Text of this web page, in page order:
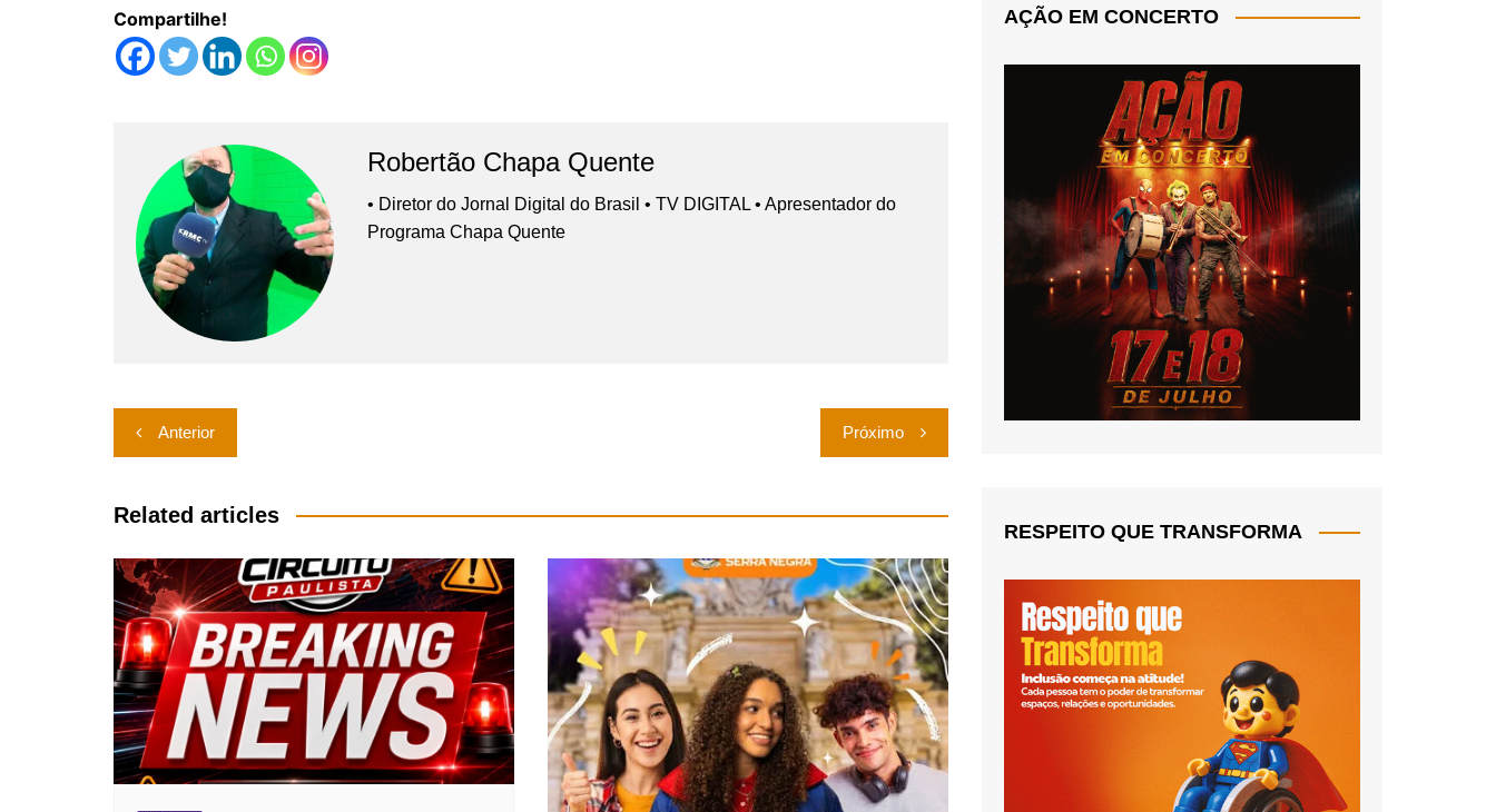
Compartilhe!
Robertão Chapa Quente
• Diretor do Jornal Digital do Brasil • TV DIGITAL • Apresentador do
Programa Chapa Quente
Navegação
de
Post
Anterior Próximo
Related articles
AÇÃO EM CONCERTO
RESPEITO QUE TRANSFORMA